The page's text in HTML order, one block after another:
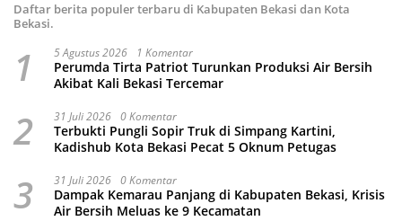
Daftar berita populer terbaru di Kabupaten Bekasi dan Kota
Bekasi.
1 5 Agustus 2026 1 Komentar
Perumda Tirta Patriot Turunkan Produksi Air Bersih
Akibat Kali Bekasi Tercemar
2 31 Juli 2026 0 Komentar
Terbukti Pungli Sopir Truk di Simpang Kartini,
Kadishub Kota Bekasi Pecat 5 Oknum Petugas
3 31 Juli 2026 0 Komentar
Dampak Kemarau Panjang di Kabupaten Bekasi, Krisis
Air Bersih Meluas ke 9 Kecamatan